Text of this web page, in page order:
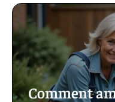
Comment